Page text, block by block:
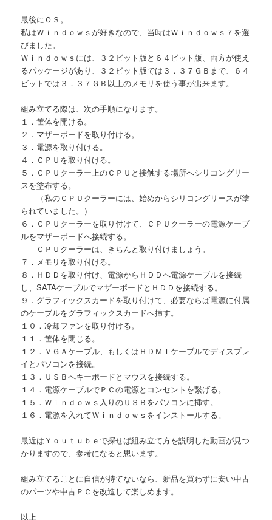
最後にＯＳ。
私はＷｉｎｄｏｗｓが好きなので、当時はＷｉｎｄｏｗｓ７を選
びました。
Ｗｉｎｄｏｗｓには、３２ビット版と６４ビット版、両方が使え
るパッケージがあり、３２ビット版では３．３７ＧＢまで、６４
ビットでは３．３７ＧＢ以上のメモリを使う事が出来ます。
組み立てる際は、次の手順になります。
１．筐体を開ける。
２．マザーボードを取り付ける。
３．電源を取り付ける。
４．ＣＰＵを取り付ける。
５．ＣＰＵクーラー上のＣＰＵと接触する場所へシリコングリー
スを塗布する。
（私のＣＰＵクーラーには、始めからシリコングリースが塗
られていました。）
６．ＣＰＵクーラーを取り付けて、ＣＰＵクーラーの電源ケーブ
ルをマザーボードへ接続する。
ＣＰＵクーラーは、きちんと取り付けましょう。
７．メモリを取り付ける。
８．ＨＤＤを取り付け、電源からＨＤＤへ電源ケーブルを接続
し、SATAケーブルでマザーボードとＨＤＤを接続する。
９．グラフィックスカードを取り付けて、必要ならば電源に付属
のケーブルをグラフィックスカードへ挿す。
１０．冷却ファンを取り付ける。
１１．筐体を閉じる。
１２．ＶＧＡケーブル、もしくはＨＤＭＩケーブルでディスプレ
イとパソコンを接続。
１３．ＵＳＢへキーボードとマウスを接続する。
１４．電源ケーブルでＰＣの電源とコンセントを繋げる。
１５．Ｗｉｎｄｏｗｓ入りのＵＳＢをパソコンに挿す。
１６．電源を入れてＷｉｎｄｏｗｓをインストールする。
最近はＹｏｕｔｕｂｅで探せば組み立て方を説明した動画が見つ
かりますので、参考になると思います。
組み立てることに自信が持てないなら、新品を買わずに安い中古
のパーツや中古ＰＣを改造して楽しめます。
以上